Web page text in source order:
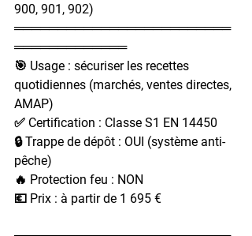
900, 901, 902)
═════════════════════════
═════════════
🎯 Usage : sécuriser les recettes
quotidiennes (marchés, ventes directes,
AMAP)
✅ Certification : Classe S1 EN 14450
🔒 Trappe de dépôt : OUI (système anti-
pêche)
🔥 Protection feu : NON
💶 Prix : à partir de 1 695 €